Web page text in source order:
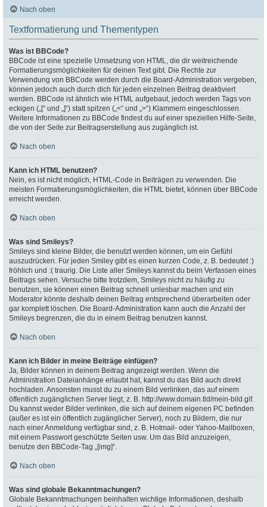
Nach oben
Textformatierung und Thementypen
Was ist BBCode?
BBCode ist eine spezielle Umsetzung von HTML, die dir weitreichende
Formatierungsmöglichkeiten für deinen Text gibt. Die Rechte zur
Verwendung von BBCode werden durch die Board-Administration vergeben,
können jedoch auch durch dich für jeden einzelnen Beitrag deaktiviert
werden. BBCode ist ähnlich wie HTML aufgebaut, jedoch werden Tags von
eckigen („[“ und „]“) statt spitzen („<“ und „>“) Klammern eingeschlossen.
Weitere Informationen zu BBCode findest du auf einer speziellen Hilfe-Seite,
die von der Seite zur Beitragserstellung aus zugänglich ist.
Nach oben
Kann ich HTML benutzen?
Nein, es ist nicht möglich, HTML-Code in Beiträgen zu verwenden. Die
meisten Formatierungsmöglichkeiten, die HTML bietet, können über BBCode
erreicht werden.
Nach oben
Was sind Smileys?
Smileys sind kleine Bilder, die benutzt werden können, um ein Gefühl
auszudrücken. Für jeden Smiley gibt es einen kurzen Code, z. B. bedeutet :)
fröhlich und :( traurig. Die Liste aller Smileys kannst du beim Verfassen eines
Beitrags sehen. Versuche bitte trotzdem, Smileys nicht zu häufig zu
benutzen, sie können einen Beitrag schnell unlesbar machen und ein
Moderator könnte deshalb deinen Beitrag entsprechend überarbeiten oder
gar komplett löschen. Die Board-Administration kann auch die Anzahl der
Smileys begrenzen, die du in einem Beitrag benutzen kannst.
Nach oben
Kann ich Bilder in meine Beiträge einfügen?
Ja, Bilder können in deinem Beitrag angezeigt werden. Wenn die
Administration Dateianhänge erlaubt hat, kannst du das Bild auch direkt
hochladen. Ansonsten musst du zu einem Bild verlinken, das auf einem
öffentlich zugänglichen Server liegt, z. B. http://www.domain.tld/mein-bild.gif.
Du kannst weder Bilder verlinken, die sich auf deinem eigenen PC befinden
(außer es ist ein öffentlich zugänglicher Server), noch zu Bildern, die nur
nach einer Anmeldung verfügbar sind, z. B. Hotmail- oder Yahoo-Mailboxen,
mit einem Passwort geschützte Seiten usw. Um das Bild anzuzeigen,
benutze den BBCode-Tag „[img]“.
Nach oben
Was sind globale Bekanntmachungen?
Globale Bekanntmachungen beinhalten wichtige Informationen, deshalb